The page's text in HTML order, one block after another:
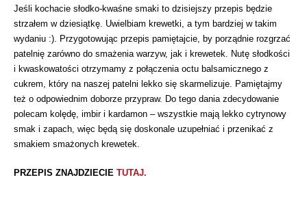
Jeśli kochacie słodko-kwaśne smaki to dzisiejszy przepis będzie
strzałem w dziesiątkę. Uwielbiam krewetki, a tym bardziej w takim
wydaniu :). Przygotowując przepis pamiętajcie, by porządnie rozgrzać
patelnię zarówno do smażenia warzyw, jak i krewetek. Nutę słodkości
i kwaskowatości otrzymamy z połączenia octu balsamicznego z
cukrem, który na naszej patelni lekko się skarmelizuje. Pamiętajmy
też o odpowiednim doborze przypraw. Do tego dania zdecydowanie
polecam kolędę, imbir i kardamon – wszystkie mają lekko cytrynowy
smak i zapach, więc będą się doskonale uzupełniać i przenikać z
smakiem smażonych krewetek.
PRZEPIS ZNAJDZIECIE TUTAJ.